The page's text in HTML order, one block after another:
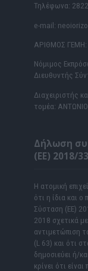
Τηλέφωνα:
e-mail:
ΑΡΙΘΜΟΣ ΓΕΜΗ:
Νόμιμος
Διευθυντής
Διαχειριστής
τομέα:
Δήλωση
(ΕΕ) 2018/
Η ατομική
ότι η ίδια και
Σύσταση (ΕΕ)
2018 σχετικά
αντιμετώπιση
(L 63) και ότι
δημοσιεύει ή/
κρίνει ότι